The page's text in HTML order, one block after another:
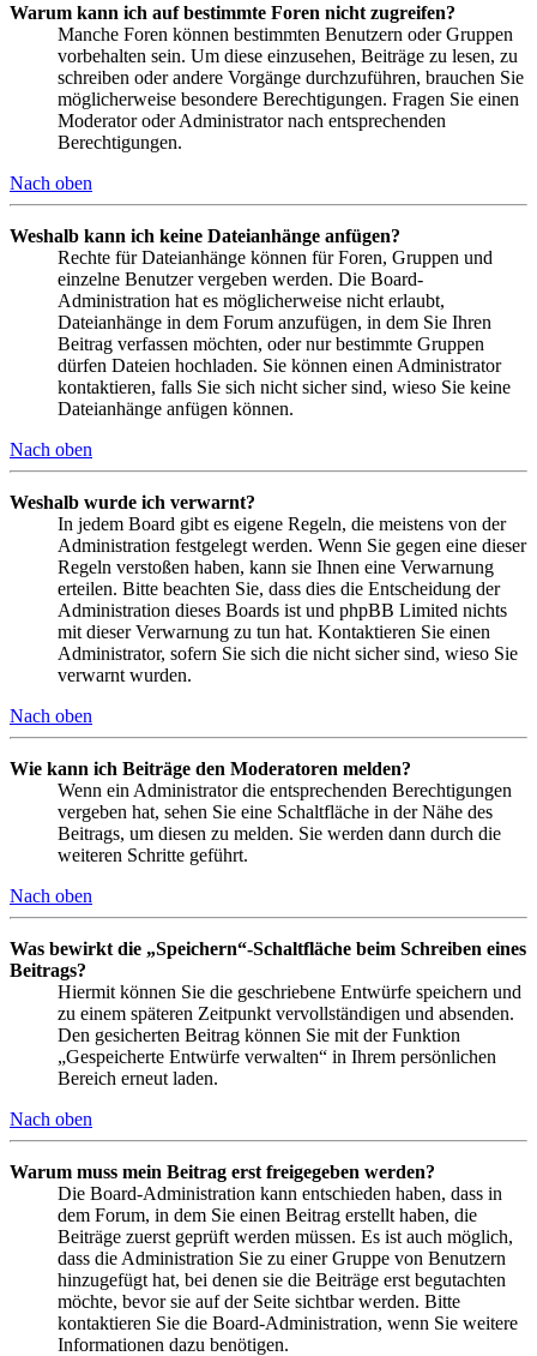
Warum kann ich auf bestimmte Foren nicht zugreifen?
Manche Foren können bestimmten Benutzern oder Gruppen
vorbehalten sein. Um diese einzusehen, Beiträge zu lesen, zu
schreiben oder andere Vorgänge durchzuführen, brauchen Sie
möglicherweise besondere Berechtigungen. Fragen Sie einen
Moderator oder Administrator nach entsprechenden
Berechtigungen.
Nach oben
Weshalb kann ich keine Dateianhänge anfügen?
Rechte für Dateianhänge können für Foren, Gruppen und
einzelne Benutzer vergeben werden. Die Board-
Administration hat es möglicherweise nicht erlaubt,
Dateianhänge in dem Forum anzufügen, in dem Sie Ihren
Beitrag verfassen möchten, oder nur bestimmte Gruppen
dürfen Dateien hochladen. Sie können einen Administrator
kontaktieren, falls Sie sich nicht sicher sind, wieso Sie keine
Dateianhänge anfügen können.
Nach oben
Weshalb wurde ich verwarnt?
In jedem Board gibt es eigene Regeln, die meistens von der
Administration festgelegt werden. Wenn Sie gegen eine dieser
Regeln verstoßen haben, kann sie Ihnen eine Verwarnung
erteilen. Bitte beachten Sie, dass dies die Entscheidung der
Administration dieses Boards ist und phpBB Limited nichts
mit dieser Verwarnung zu tun hat. Kontaktieren Sie einen
Administrator, sofern Sie sich die nicht sicher sind, wieso Sie
verwarnt wurden.
Nach oben
Wie kann ich Beiträge den Moderatoren melden?
Wenn ein Administrator die entsprechenden Berechtigungen
vergeben hat, sehen Sie eine Schaltfläche in der Nähe des
Beitrags, um diesen zu melden. Sie werden dann durch die
weiteren Schritte geführt.
Nach oben
Was bewirkt die „Speichern“-Schaltfläche beim Schreiben eines
Beitrags?
Hiermit können Sie die geschriebene Entwürfe speichern und
zu einem späteren Zeitpunkt vervollständigen und absenden.
Den gesicherten Beitrag können Sie mit der Funktion
„Gespeicherte Entwürfe verwalten“ in Ihrem persönlichen
Bereich erneut laden.
Nach oben
Warum muss mein Beitrag erst freigegeben werden?
Die Board-Administration kann entschieden haben, dass in
dem Forum, in dem Sie einen Beitrag erstellt haben, die
Beiträge zuerst geprüft werden müssen. Es ist auch möglich,
dass die Administration Sie zu einer Gruppe von Benutzern
hinzugefügt hat, bei denen sie die Beiträge erst begutachten
möchte, bevor sie auf der Seite sichtbar werden. Bitte
kontaktieren Sie die Board-Administration, wenn Sie weitere
Informationen dazu benötigen.